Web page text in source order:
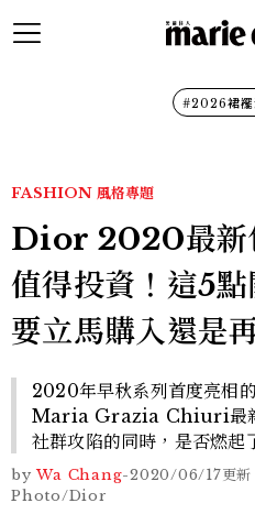
#2026裙
FASHION 風格專題
Dior 2020最新
值得投資！這5
要立馬購入還是
2020年早秋系列首度亮
Maria Grazia Chiuri最新
社群攻陷的同時，是否燃起
by Wa Chang-2020/06/17更新
Photo/Dior